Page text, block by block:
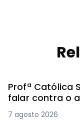
Profª Católica
falar contra o
7 agosto 2026